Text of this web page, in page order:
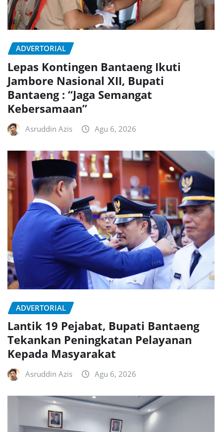
ADVERTORIAL
Lepas Kontingen Bantaeng Ikuti
Jambore Nasional XII, Bupati
Bantaeng : “Jaga Semangat
Kebersamaan”
Asruddin Azis Agu 6, 2026
ADVERTORIAL
Lantik 19 Pejabat, Bupati Bantaeng
Tekankan Peningkatan Pelayanan
Kepada Masyarakat
Asruddin Azis Agu 6, 2026